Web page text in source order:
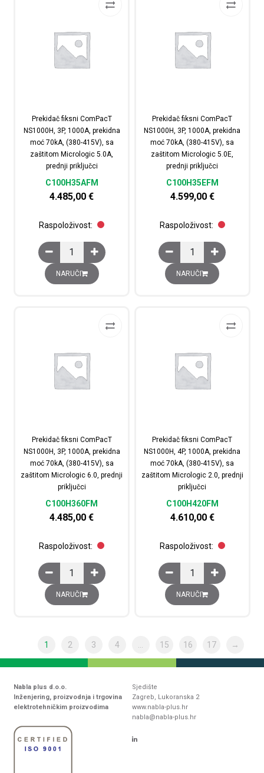
Prekidač fiksni ComPacT
NS1000H, 3P, 1000A, prekidna
moć 70kA, (380-415V), sa
zaštitom Micrologic 5.0A,
prednji priključci
C100H35AFM
4.485,00€
Raspoloživost:
Prekidač fiksni ComPacT NS1000H, 3P, 1000A,
NARUČI
Prekidač fiksni ComPacT
NS1000H, 3P, 1000A, prekidna
moć 70kA, (380-415V), sa
zaštitom Micrologic 5.0E,
prednji priključci
C100H35EFM
4.599,00 €
Raspoloživost:
Prekidač fiksni
NARUČI
Prekidač fiksni ComPacT
NS1000H, 3P, 1000A, prekidna
moć 70kA, (380-415V), sa
zaštitom Micrologic 6.0, prednji
priključci
C100H360FM
4.485,00€
Raspoloživost:
Prekidač fiksni ComPacT NS1000H, 3P, 1000A,
NARUČI
Prekidač fiksni ComPacT
NS1000H, 4P, 1000A, prekidna
moć 70kA, (380-415V), sa
zaštitom Micrologic 2.0, prednji
priključci
C100H420FM
4.610,00 €
Raspoloživost:
Prekidač fiksni
NARUČI
1 2 3 4 15 16 17 →
Nabla plus d.o.o.
Inženjering, proizvodnja i trgovina
elektrotehničkim proizvodima
Sjedište
Zagreb, Lukoranska 2
www.nabla-plus.hr
nabla@nabla-plus.hr